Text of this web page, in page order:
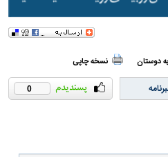
دوستان نسخه چاپی
0